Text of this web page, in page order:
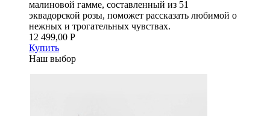
малиновой гамме, составленный из 51
эквадорской розы, поможет рассказать любимой о
нежных и трогательных чувствах.
12 499,00 Р
Купить
Наш выбор